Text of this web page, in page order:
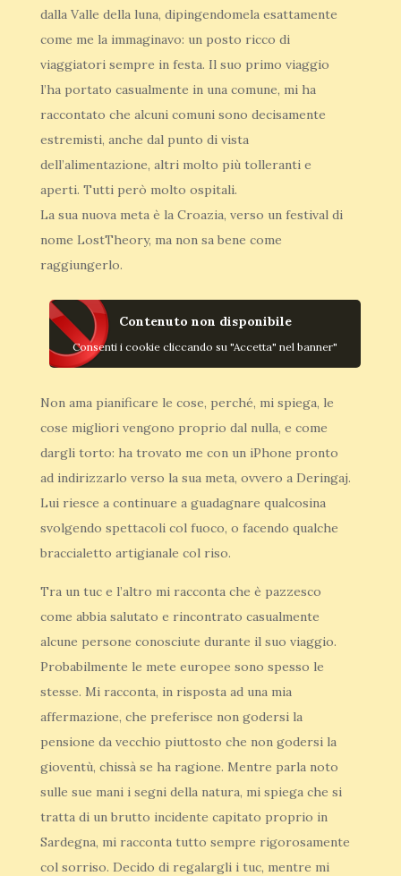
dalla Valle della luna, dipingendomela esattamente
come me la immaginavo: un posto ricco di
viaggiatori sempre in festa. Il suo primo viaggio
l’ha portato casualmente in una comune, mi ha
raccontato che alcuni comuni sono decisamente
estremisti, anche dal punto di vista
dell’alimentazione, altri molto più tolleranti e
aperti. Tutti però molto ospitali.
La sua nuova meta è la Croazia, verso un festival di
nome LostTheory, ma non sa bene come
raggiungerlo.
Contenuto non disponibile
Consenti i cookie cliccando su "Accetta" nel banner"
Non ama pianificare le cose, perché, mi spiega, le
cose migliori vengono proprio dal nulla, e come
dargli torto: ha trovato me con un iPhone pronto
ad indirizzarlo verso la sua meta, ovvero a Deringaj.
Lui riesce a continuare a guadagnare qualcosina
svolgendo spettacoli col fuoco, o facendo qualche
braccialetto artigianale col riso.
Tra un tuc e l’altro mi racconta che è pazzesco
come abbia salutato e rincontrato casualmente
alcune persone conosciute durante il suo viaggio.
Probabilmente le mete europee sono spesso le
stesse. Mi racconta, in risposta ad una mia
affermazione, che preferisce non godersi la
pensione da vecchio piuttosto che non godersi la
gioventù, chissà se ha ragione. Mentre parla noto
sulle sue mani i segni della natura, mi spiega che si
tratta di un brutto incidente capitato proprio in
Sardegna, mi racconta tutto sempre rigorosamente
col sorriso. Decido di regalargli i tuc, mentre mi